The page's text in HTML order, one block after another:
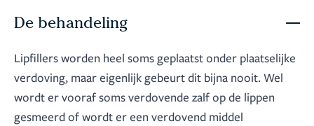
De behandeling
Lipfillers worden heel soms geplaatst onder plaatselijke
verdoving, maar eigenlijk gebeurt dit bijna nooit. Wel
wordt er vooraf soms verdovende zalf op de lippen
gesmeerd of wordt er een verdovend middel